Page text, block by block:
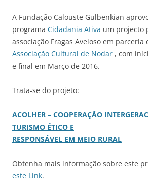
A Fundação Calouste Gulbenkian
programa Cidadania Ativa um projecto
associação Fragas Aveloso em parceria
Associação Cultural de Nodar , com
e final em Março de 2016.
Trata-se do projeto:
ACOLHER – COOPERAÇÃO
TURISMO ÉTICO E
RESPONSÁVEL EM MEIO RURAL
Obtenha mais informação sobre este
este Link.